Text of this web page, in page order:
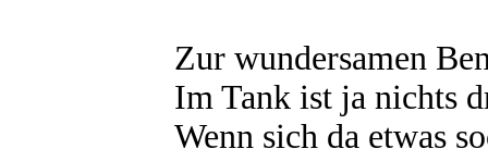
Zur wundersamen
Im Tank ist ja nichts
Wenn sich da etwas